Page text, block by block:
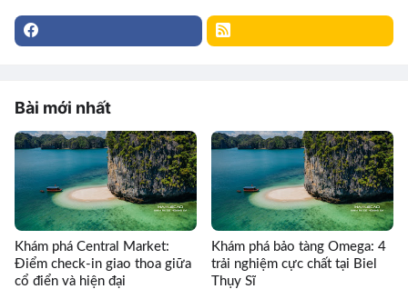
Bài mới nhất
Khám phá Central Market:
Điểm check-in giao thoa giữa
cổ điển và hiện đại
Khám phá bảo tàng Omega: 4
trải nghiệm cực chất tại Biel
Thụy Sĩ